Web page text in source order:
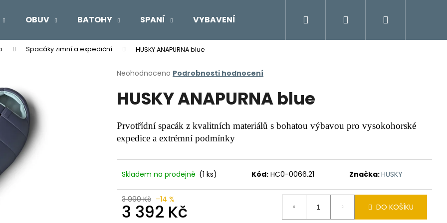
OBUV BATOHY SPANÍ VYBAVENÍ Moje objednávka
Přihlášení
Spacáky zimní a expediční HUSKY ANAPURNA blue
Průměrné
produktu
je
z
5
hvězdiček.
Neohodnoceno Podrobnosti hodnocení
HUSKY ANAPURNA blue
Prvotřídní spacák z kvalitních materiálů s bohatou výbavou pro vysokohorské
expedice a extrémní podmínky
Skladem na prodejně (1 ks) Kód: HC0-0066.21 Značka:HUSKY
3 990 Kč –14 %
3 392 Kč DO KOŠÍKU
Co potřebujete najít?
HLEDAT
Doporučujeme